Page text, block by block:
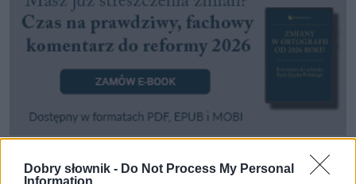
Dobry słownik - Do Not Process My Personal
Information
Pozostały wątpliwości? Brakuje czegoś w haśle?